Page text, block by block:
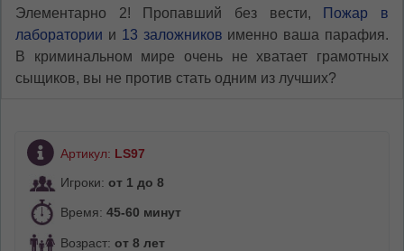
Элементарно 2! Пропавший без вести,
Пожар в
лаборатории и 13 заложников именно ваша парафия.
В криминальном мире очень не хватает грамотных
сыщиков, вы не против стать одним из лучших?
Артикул: LS97
Игроки: от 1 до 8
Время: 45-60 минут
Возраст: от 8 лет